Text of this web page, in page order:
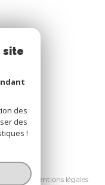
Mentions légales
site
des
des
!